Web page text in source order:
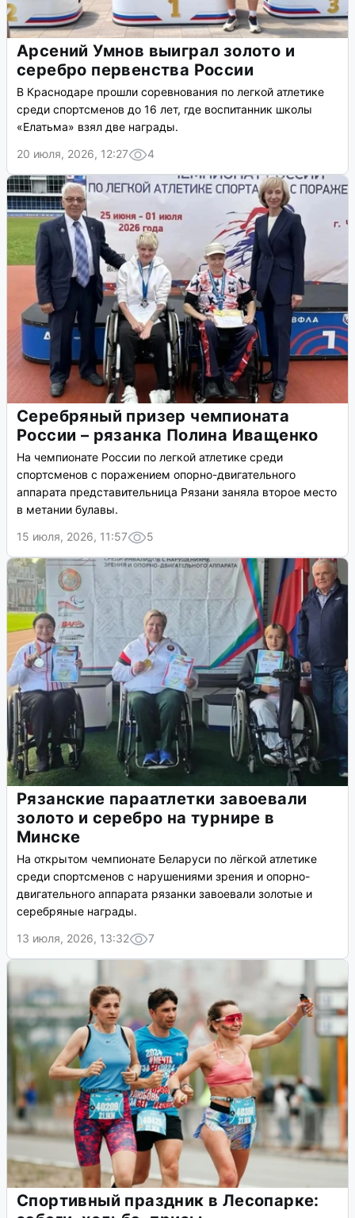
Арсений Умнов выиграл золото и
серебро первенства России
В Краснодаре прошли соревнования по легкой атлетике
среди спортсменов до 16 лет, где воспитанник школы
«Елатьма» взял две награды.
20 июля, 2026, 12:27
4
Серебряный призер чемпионата
России – рязанка Полина Иващенко
На чемпионате России по легкой атлетике среди
спортсменов с поражением опорно-двигательного
аппарата представительница Рязани заняла второе место
в метании булавы.
15 июля, 2026, 11:57
5
Рязанские параатлетки завоевали
золото и серебро на турнире в
Минске
На открытом чемпионате Беларуси по лёгкой атлетике
среди спортсменов с нарушениями зрения и опорно-
двигательного аппарата рязанки завоевали золотые и
серебряные награды.
13 июля, 2026, 13:32
7
Спортивный праздник в Лесопарке: